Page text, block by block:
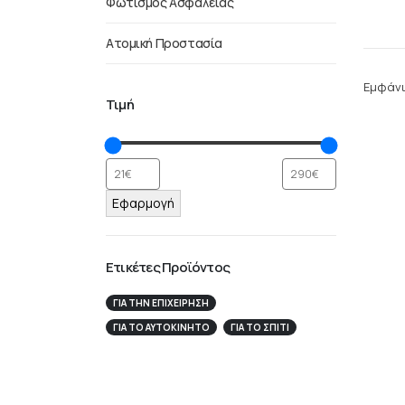
Ατομική Προστασία
Τιμή
Εφαρμογή
Ετικέτες Προϊόντος
ΓΙΑ ΤΗΝ ΕΠΙΧΕΊΡΗΣΉ
ΓΙΑ ΤΟ ΑΥΤΟΚΊΝΗΤΟ
ΓΙΑ ΤΟ ΣΠΙΤΙ